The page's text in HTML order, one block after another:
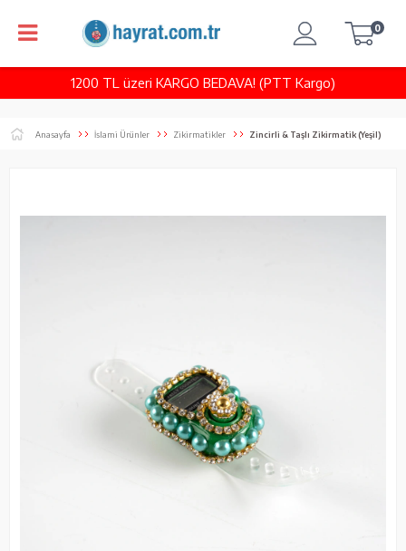
1200 TL üzeri KARGO BEDAVA! (PTT Kargo)
0
Anasayfa İslami Ürünler Zikirmatikler Zincirli & Taşlı Zikirmatik (Yeşil)